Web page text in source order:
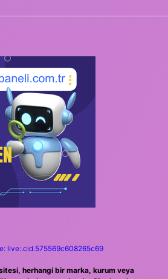
live:.cid.575569c608265c69
herhangi bir marka, kurum veya